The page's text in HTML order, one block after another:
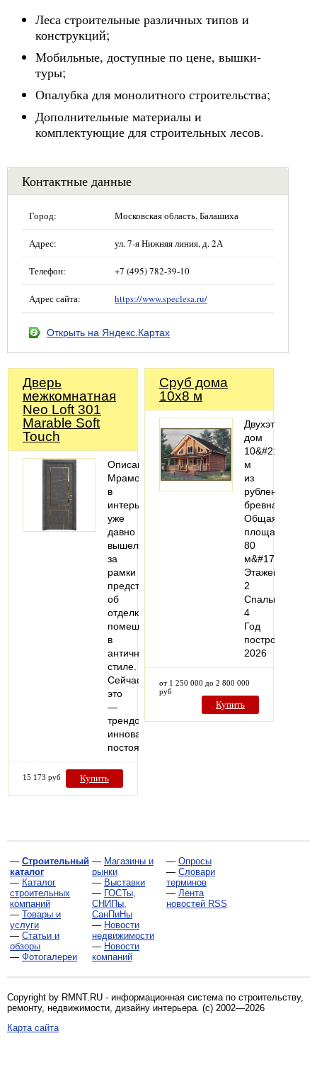
Леса строительные различных типов и
конструкций;
Мобильные, доступные по цене, вышки-
туры;
Опалубка для монолитного строительства;
Дополнительные материалы и
комплектующие для строительных лесов.
Контактные данные
Город: Московская область, Балашиха
Адрес: ул. 7-я Нижняя линия, д. 2А
Телефон: +7 (495) 782-39-10
Адрес сайта: https://www.speclesa.ru/
Открыть на Яндекс.Картах
Дверь
межкомнатная
Neo Loft 301
Marable Soft
Touch
Описание:
Мрамор
в
интерьере
уже
давно
вышел
за
рамки
представления
об
отделке
помещений
в
античном
стиле.
Сейчас
это
—
трендовый,
инновационный,
постоянно…
15 173 руб Купить
Сруб дома
10x8 м
Двухэтажный
дом
10&#215;8
м
из
рубленого
бревна
Общая
площадь:
80
м&#178;
Этажей:
2
Спальни:
4
Год
постройки:
2026
от 1 250 000 до 2 800 000
руб
Купить
— Строительный
каталог
— Каталог
строительных
компаний
— Товары и
услуги
— Статьи и
обзоры
— Фотогалереи
— Магазины и
рынки
— Выставки
— ГОСТы,
СНИПы,
СанПиНы
— Новости
недвижимости
— Новости
компаний
— Опросы
— Словари
терминов
— Лента
новостей RSS
Copyright by RMNT.RU - информационная система по строительству,
ремонту, недвижимости, дизайну интерьера . (c) 2002—2026
Карта сайта